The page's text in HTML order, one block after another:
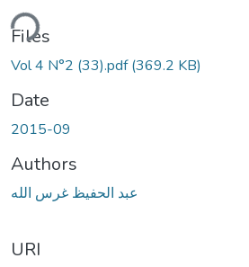
Files
Vol 4 N°2 (33).pdf(369.2 KB)
Date
2015-09
Authors
عبد الحفيظ غرس الله
URI